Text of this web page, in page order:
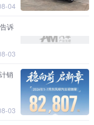
04
诉
03
销
03